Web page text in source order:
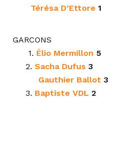
Térésa D’Ettore 1
GARCONS
‍ 1. Élio Mermillon 5
2. Sacha Dufus 3
Gauthier Ballot 3
3. Baptiste VDL 2